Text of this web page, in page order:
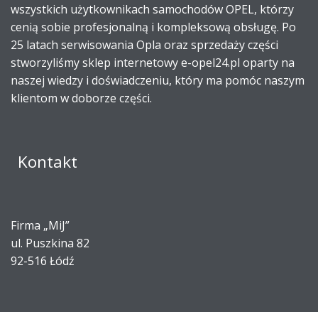
wszystkich użytkownikach samochodów OPEL, którzy
cenią sobie profesjonalną i kompleksową obsługę. Po
25 latach serwisowania Opla oraz sprzedaży części
stworzyliśmy sklep internetowy e-opel24.pl oparty na
naszej wiedzy i doświadczeniu, który ma pomóc naszym
klientom w doborze części.
Kontakt
Firma „MiJ”
ul. Puszkina 82
92-516 Łódź